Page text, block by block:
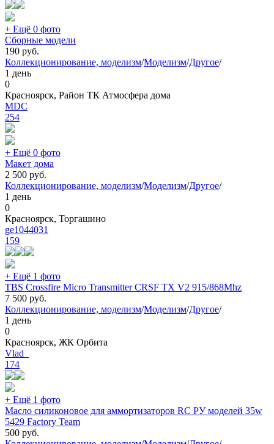
+ Ещё 0 фото
Сборные модели
190 руб.
Коллекционирование, моделизм/Моделизм/Другое/
1 день
0
Красноярск, Район ТК Атмосфера дома
MDC
254
+ Ещё 0 фото
Макет дома
2 500 руб.
Коллекционирование, моделизм/Моделизм/Другое/
1 день
0
Красноярск, Торгашино
ge1044031
159
+ Ещё 1 фото
TBS Crossfire Micro Transmitter CRSF TX V2 915/868Mhz
7 500 руб.
Коллекционирование, моделизм/Моделизм/Другое/
1 день
0
Красноярск, ЖК Орбита
Vlad_
174
+ Ещё 1 фото
Масло силиконовое для аммортизаторов RC РУ моделей 35w
5429 Factory Team
500 руб.